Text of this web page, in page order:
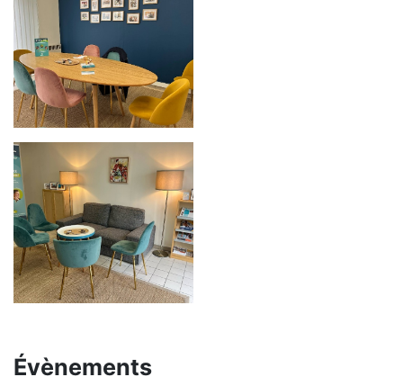
Évènements